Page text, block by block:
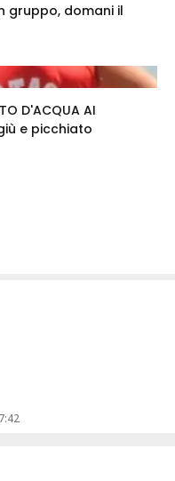
gruppo, domani il
D'ACQUA AI
e picchiato